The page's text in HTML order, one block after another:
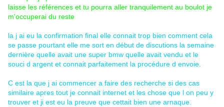
laisse les références et tu pourra aller tranquilement au boulot je
m'occuperai du reste
la j ai eu la confirmation final elle connait trop bien comment cela
se passe pourtant elle me sort en début de discutions la semaine
dernière quelle avait une super bmw quelle avait vendu et le
souci d argent et connait parfaitement la procédure d envoie.
C est la que j ai commencer a faire des recherche si des cas
similaire apres tout je connait internet et les chose que l on peu y
trouver et ji est eu la preuve que cettait bien une arnaque.